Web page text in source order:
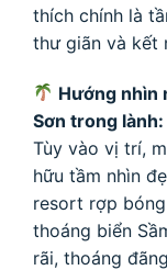
thích chính là
thư giãn và kết
Hướng nhìn
Sơn trong lành:
Tùy vào vị trí,
hữu tầm nhìn
resort rợp
thoáng biển
rãi, thoáng